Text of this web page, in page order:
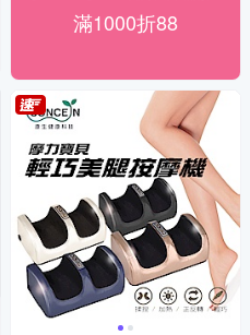
滿1000折88